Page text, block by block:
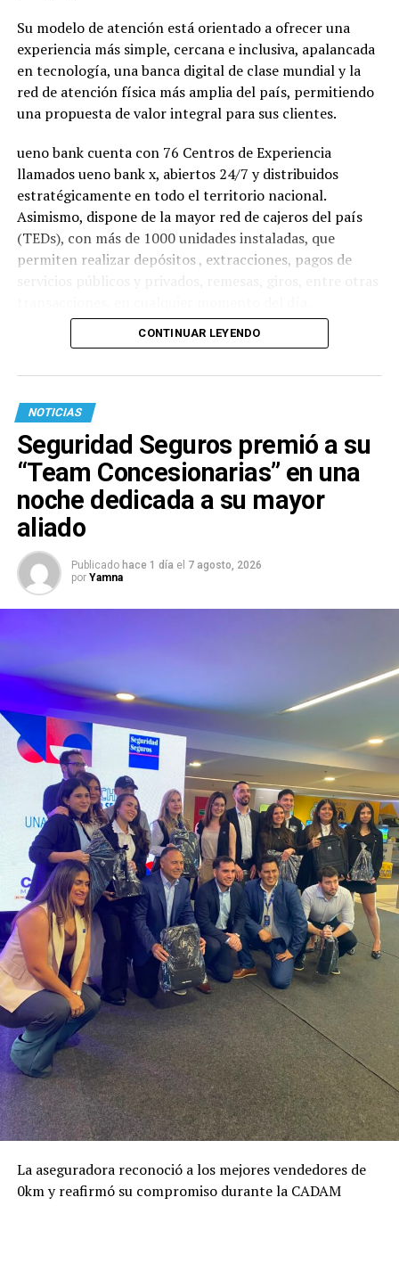
Su modelo de atención está orientado a ofrecer una
experiencia más simple, cercana e inclusiva, apalancada
en tecnología, una banca digital de clase mundial y la
red de atención física más amplia del país, permitiendo
una propuesta de valor integral para sus clientes.
ueno bank cuenta con 76 Centros de Experiencia
llamados ueno bank x, abiertos 24/7 y distribuidos
estratégicamente en todo el territorio nacional.
Asimismo, dispone de la mayor red de cajeros del país
(TEDs), con más de 1000 unidades instaladas, que
permiten realizar depósitos , extracciones, pagos de
CONTINUAR LEYENDO
NOTICIAS
Seguridad Seguros premió a su
“Team Concesionarias” en una
noche dedicada a su mayor
aliado
Publicado hace 1 día el 7 agosto, 2026
por Yamna
La aseguradora reconoció a los mejores vendedores de
0km y reafirmó su compromiso durante la CADAM